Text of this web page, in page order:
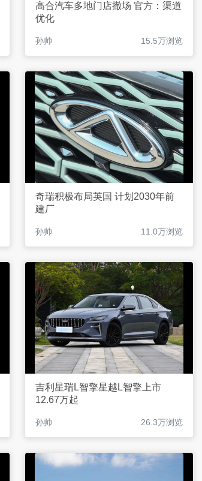
高合汽车多地门店撤场 官方：渠道
优化
孙帅 15.5万浏览
奇瑞积极布局英国 计划2030年前
建厂
孙帅 11.0万浏览
吉利星瑞L智擎星越L智擎上市
12.67万起
孙帅 26.3万浏览